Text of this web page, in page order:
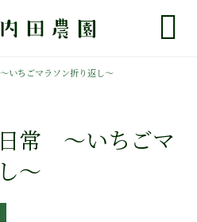

いちごマラソン折り返し～
常 ～いちごマ
～